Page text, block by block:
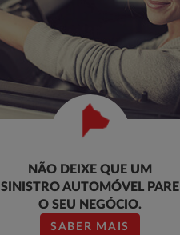
NÃO DEIXE QUE UM
SINISTRO AUTOMÓVEL PARE
O SEU NEGÓCIO.
SABER MAIS